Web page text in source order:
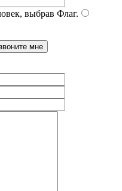
выбрав Флаг.